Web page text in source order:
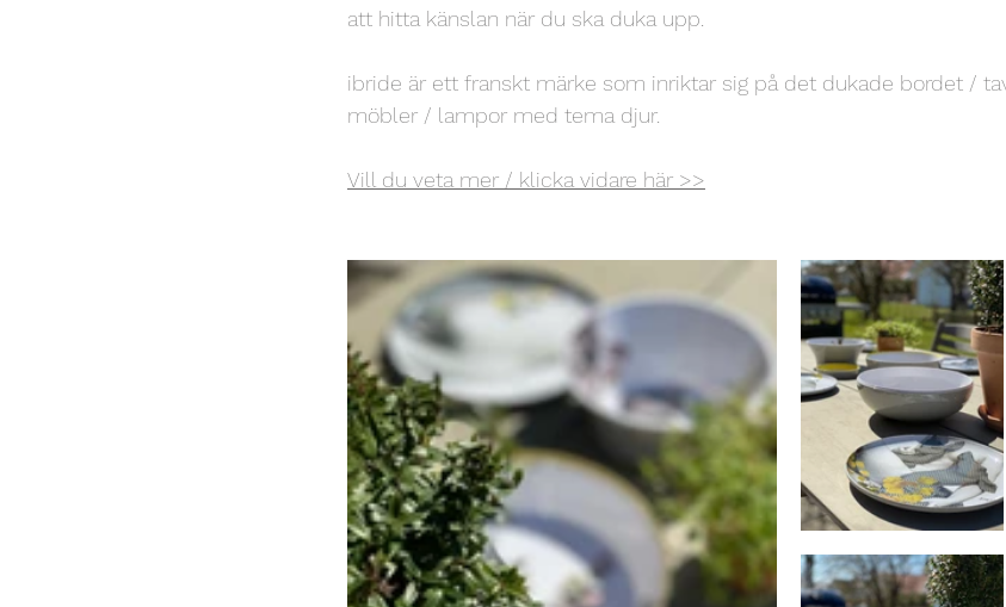
att hitta känslan när du ska duka upp.
ibride är ett franskt märke som inriktar sig på det dukade bordet /
möbler / lampor med tema djur.
Vill du veta mer / klicka vidare här >>